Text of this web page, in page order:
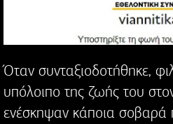
Όταν συνταξιοδοτήθηκε,
υπόλοιπο της ζωής του
ενέσκηψαν κάποια σοβαρά